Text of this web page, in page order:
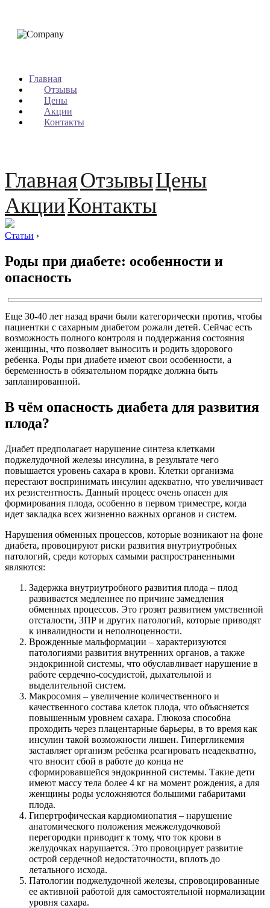
Главная
Отзывы
Цены
Акции
Контакты
ГлавнаяОтзывыЦены
АкцииКонтакты
Статьи ›
Роды при диабете: особенности и
опасность
Еще 30-40 лет назад врачи были категорически против, чтобы
пациентки с сахарным диабетом рожали детей. Сейчас есть
возможность полного контроля и поддержания состояния
женщины, что позволяет выносить и родить здорового
ребенка. Роды при диабете имеют свои особенности, а
беременность в обязательном порядке должна быть
запланированной.
В чём опасность диабета для развития
плода?
Диабет предполагает нарушение синтеза клетками
поджелудочной железы инсулина, в результате чего
повышается уровень сахара в крови. Клетки организма
перестают воспринимать инсулин адекватно, что увеличивает
их резистентность. Данный процесс очень опасен для
формирования плода, особенно в первом триместре, когда
идет закладка всех жизненно важных органов и систем.
Нарушения обменных процессов, которые возникают на фоне
диабета, провоцируют риски развития внутриутробных
патологий, среди которых самыми распространенными
являются:
Задержка внутриутробного развития плода – плод
развивается медленнее по причине замедления
обменных процессов. Это грозит развитием умственной
отсталости, ЗПР и других патологий, которые приводят
к инвалидности и неполноценности.
Врожденные мальформации – характеризуются
патологиями развития внутренних органов, а также
эндокринной системы, что обуславливает нарушение в
работе сердечно-сосудистой, дыхательной и
выделительной систем.
Макросомия – увеличение количественного и
качественного состава клеток плода, что объясняется
повышенным уровнем сахара. Глюкоза способна
проходить через плацентарные барьеры, в то время как
инсулин такой возможности лишен. Гипергликемия
заставляет организм ребенка реагировать неадекватно,
что вносит сбой в работе до конца не
сформировавшейся эндокринной системы. Такие дети
имеют массу тела более 4 кг на момент рождения, а для
женщины роды усложняются большими габаритами
плода.
Гипертрофическая кардиомиопатия – нарушение
анатомического положения межжелудочковой
перегородки приводит к тому, что ток крови в
желудочках нарушается. Это провоцирует развитие
острой сердечной недостаточности, вплоть до
летального исхода.
Патологии поджелудочной железы, спровоцированные
ее активной работой для самостоятельной нормализации
уровня сахара.